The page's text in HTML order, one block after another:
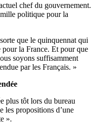
chef du gouvernement.
politique pour la
que le quinquennat qui
pour la France. Et pour que
soyons suffisamment
par les Français. »
plus tôt lors du bureau
les propositions d’une
».